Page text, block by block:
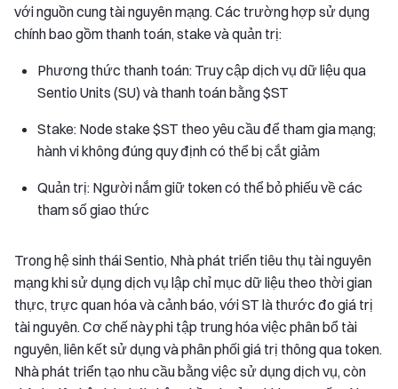
với nguồn cung tài nguyên mạng. Các trường hợp sử dụng
chính bao gồm thanh toán, stake và quản trị:
Phương thức thanh toán: Truy cập dịch vụ dữ liệu qua
Sentio Units (SU) và thanh toán bằng $ST
Stake: Node stake $ST theo yêu cầu để tham gia mạng;
hành vi không đúng quy định có thể bị cắt giảm
Quản trị: Người nắm giữ token có thể bỏ phiếu về các
tham số giao thức
Trong hệ sinh thái Sentio, Nhà phát triển tiêu thụ tài nguyên
mạng khi sử dụng dịch vụ lập chỉ mục dữ liệu theo thời gian
thực, trực quan hóa và cảnh báo, với ST là thước đo giá trị
tài nguyên. Cơ chế này phi tập trung hóa việc phân bổ tài
nguyên, liên kết sử dụng và phân phối giá trị thông qua token.
Nhà phát triển tạo nhu cầu bằng việc sử dụng dịch vụ, còn